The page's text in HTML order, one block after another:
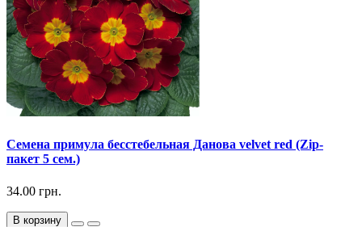
Семена примула бесстебельная Данова velvet red (Zip-
пакет 5 сем.)
34.00 грн.
В корзину